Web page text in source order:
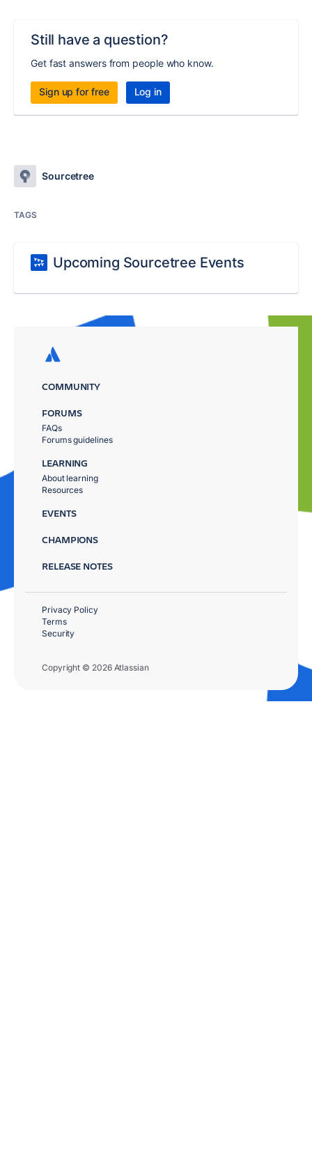
Still have a question?
Get fast answers from people who know.
Sign up for free Log in
Sourcetree
TAGS
Upcoming Sourcetree Events
COMMUNITY
FORUMS
FAQs
Forums guidelines
LEARNING
About learning
Resources
EVENTS
CHAMPIONS
RELEASE NOTES
Copyright © 2026 Atlassian
Privacy Policy
Terms
Security